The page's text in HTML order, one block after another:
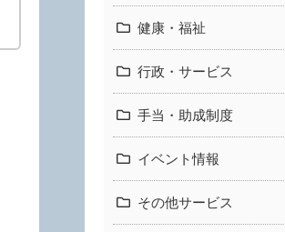
健康・福祉
行政・サービス
手当・助成制度
イベント情報
その他サービス